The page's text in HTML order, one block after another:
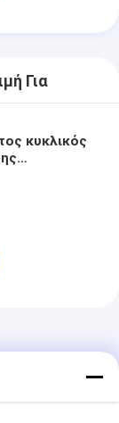
Για
κυκλικός